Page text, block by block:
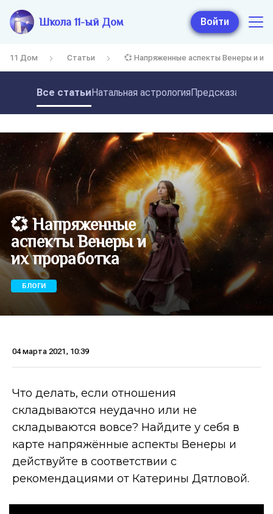
Школа 11-ый Дом Войти
11 Дом Статьи 💞 Напряженные аспекты Венеры и их
Все статьиНатальная астрология
💞 Напряженные
аспекты Венеры и
их проработка
БЛОГИ
04 марта 2021, 10:39
Что делать, если отношения
складываются неудачно или не
складываются вовсе? Найдите у себя в
карте напряжённые аспекты Венеры и
действуйте в соответствии с
рекомендациями от Катерины Дятловой.